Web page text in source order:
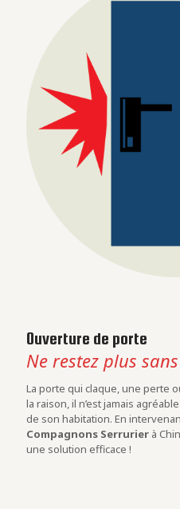
Ouverture de porte
Ne restez plus
La porte qui claque, une perte
la raison, il n’est jamais
de son habitation. En
Compagnons Serrurier à
une solution efficace !